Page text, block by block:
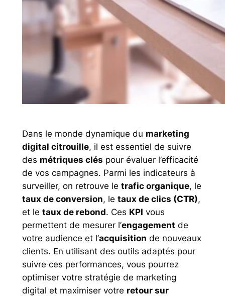
Dans le monde dynamique du marketing
digital citrouille, il est essentiel de suivre
des métriques clés pour évaluer l’efficacité
de vos campagnes. Parmi les indicateurs à
surveiller, on retrouve le trafic organique, le
taux de conversion, le taux de clics (CTR),
et le taux de rebond. Ces KPI vous
permettent de mesurer l’engagement de
votre audience et l’acquisition de nouveaux
clients. En utilisant des outils adaptés pour
suivre ces performances, vous pourrez
optimiser votre stratégie de marketing
digital et maximiser votre retour sur